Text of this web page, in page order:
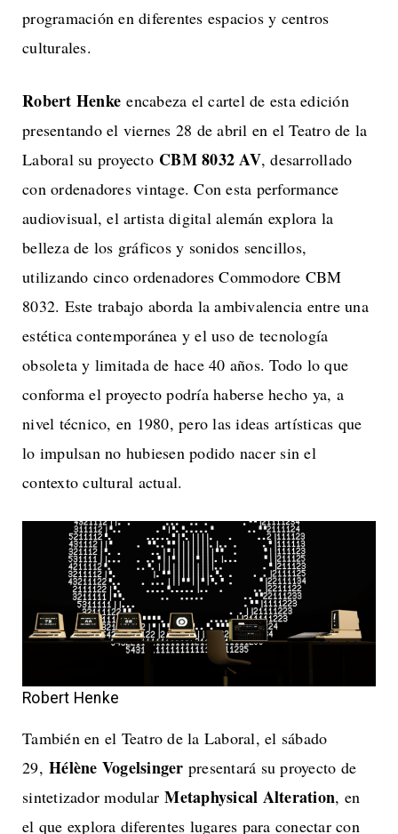
programación en diferentes espacios y centros
culturales.
Robert Henke encabeza el cartel de esta edición
presentando el viernes 28 de abril en el Teatro de la
Laboral su proyecto CBM 8032 AV, desarrollado
con ordenadores vintage. Con esta performance
audiovisual, el artista digital alemán explora la
belleza de los gráficos y sonidos sencillos,
utilizando cinco ordenadores Commodore CBM
8032. Este trabajo aborda la ambivalencia entre una
estética contemporánea y el uso de tecnología
obsoleta y limitada de hace 40 años. Todo lo que
conforma el proyecto podría haberse hecho ya, a
nivel técnico, en 1980, pero las ideas artísticas que
lo impulsan no hubiesen podido nacer sin el
contexto cultural actual.
Robert Henke
También en el Teatro de la Laboral, el sábado
29, Hélène Vogelsinger presentará su proyecto de
sintetizador modularMetaphysical Alteration, en
el que explora diferentes lugares para conectar con